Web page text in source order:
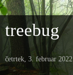
treebug
četrtek, 3. februar 2022